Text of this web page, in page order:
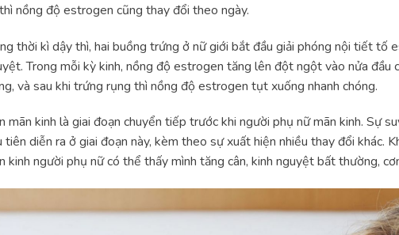
nồng độ estrogen cũng thay đổi theo ngày.
thời kì dậy thì, hai buồng trứng ở nữ giới bắt đầu giải phóng nội tiết tố
Trong mỗi kỳ kinh, nồng độ estrogen tăng lên đột ngột vào nửa đầu
và sau khi trứng rụng thì nồng độ estrogen tụt xuống nhanh chóng.
mãn kinh là giai đoạn chuyển tiếp trước khi người phụ nữ mãn kinh. Sự
tiên diễn ra ở giai đoạn này, kèm theo sự xuất hiện nhiều thay đổi khác.
kinh người phụ nữ có thể thấy mình tăng cân, kinh nguyệt bất thường,